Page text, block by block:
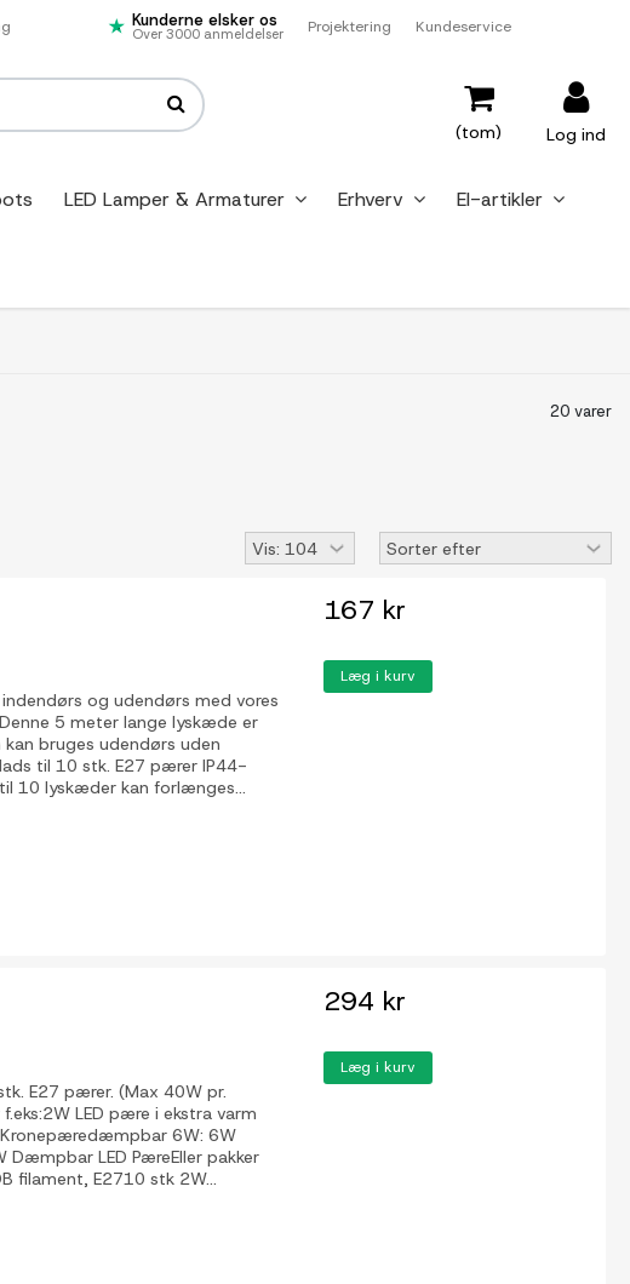
Kunderne elsker os
Over 3000 anmeldelser Projektering Kundeservice
Log ind
(tom)
LED Lamper & Armaturer Erhverv El-artikler
20 varer
og udendørs med vores
5 meter lange lyskæde er
bruges udendørs uden
til 10 stk. E27 pærer IP44-
10 lyskæder kan forlænges...
167 kr
Læg i kurv
E27 pærer. (Max 40W pr.
LED pære i ekstra varm
Kronepæredæmpbar 6W: 6W
LED PæreEller pakker
filament, E2710 stk 2W...
294 kr
Læg i kurv